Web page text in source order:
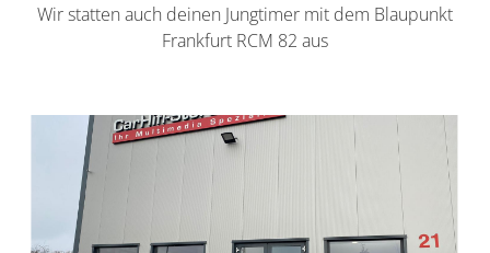
Wir statten auch deinen Jungtimer mit dem Blaupunkt
Frankfurt RCM 82 aus